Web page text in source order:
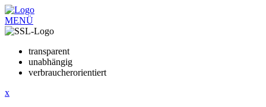
MENÜ
transparent
unabhängig
verbraucherorientiert
x